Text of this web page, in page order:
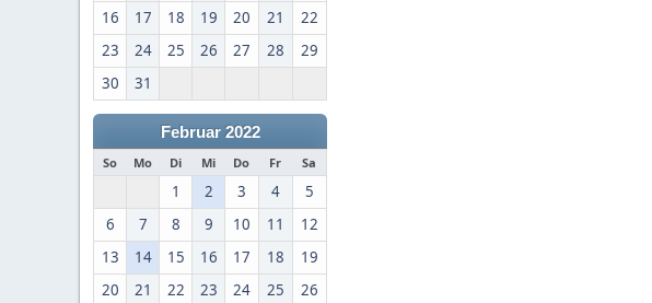
16
17 18 19 20 21
22
23
24 25 26 27 28
29
30
31
Februar 2022
So Mo Di Mi Do Fr Sa
1 2 3 4
5
6
7 8 9 10 11
12
13
14 15 16 17 18
19
20
21 22 23 24 25 26